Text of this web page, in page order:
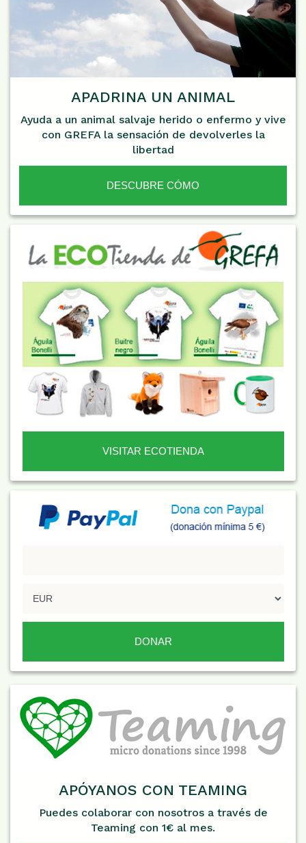
APADRINA UN ANIMAL
Ayuda a un animal salvaje herido o enfermo y vive
con GREFA la sensación de devolverles la
libertad
DESCUBRE CÓMO
VISITAR ECOTIENDA
APÓYANOS CON TEAMING
Puedes colaborar con nosotros a través de
Teaming con 1€ al mes.